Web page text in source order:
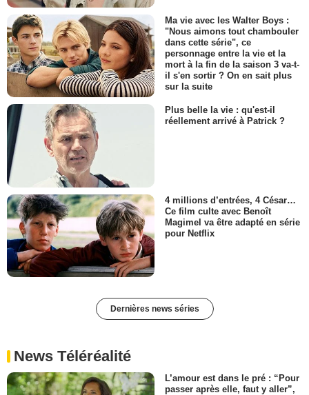
Ma vie avec les Walter Boys :
"Nous aimons tout chambouler
dans cette série", ce
personnage entre la vie et la
mort à la fin de la saison 3 va-t-
il s'en sortir ? On en sait plus
sur la suite
Plus belle la vie : qu'est-il
réellement arrivé à Patrick ?
4 millions d’entrées, 4 César…
Ce film culte avec Benoît
Magimel va être adapté en série
pour Netflix
Dernières news séries
News Téléréalité
L’amour est dans le pré : “Pour
passer après elle, faut y aller”,